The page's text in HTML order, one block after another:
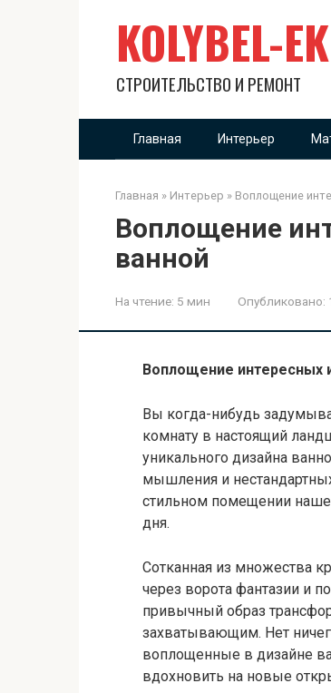
KOLYBEL-
СТРОИТЕЛЬСТВО И РЕМОНТ
Главная Интерьер
Главная » Интерьер » Воплощение
Воплощение
ванной
На чтение: 5 мин Опубликовано:
Воплощение интересных
Вы когда-нибудь
комнату в настоящий
уникального дизайна
мышления и
стильном помещении
дня.
Сотканная из множества
через ворота фантазии и
привычный образ
захватывающим. Нет
воплощенные в дизайне
вдохновить на новые